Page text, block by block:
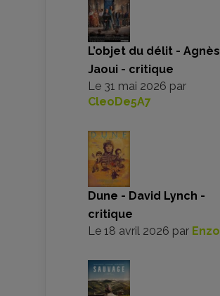
L’objet du délit - Agnès
Jaoui - critique
Le 31 mai 2026 par
CleoDe5A7
Dune - David Lynch -
critique
Le 18 avril 2026 par Enzo